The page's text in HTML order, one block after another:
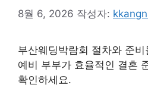
8월 6, 2026 작성자:
부산웨딩박람회 절차와 준
예비 부부가 효율적인 결혼
확인하세요.